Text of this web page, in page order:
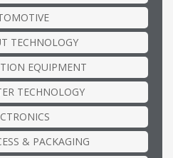
TECHNOLOGY
EQUIPMENT
TECHNOLOGY
& PACKAGING